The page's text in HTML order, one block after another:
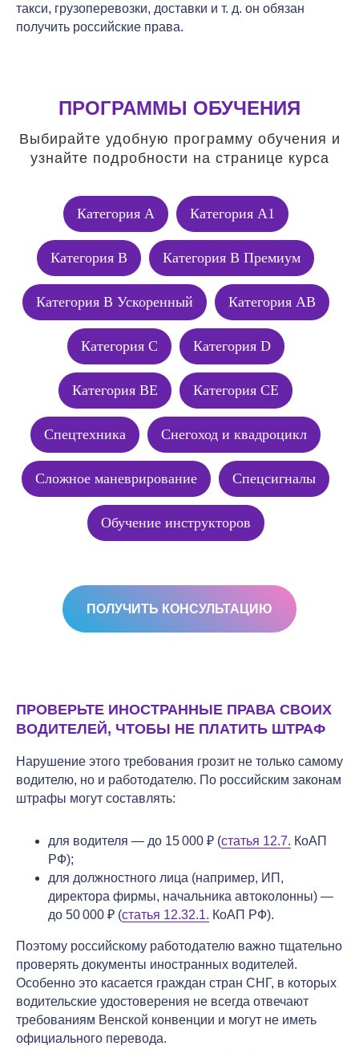
такси, грузоперевозки, доставки и т. д. он обязан
получить российские права.
ПРОГРАММЫ ОБУЧЕНИЯ
Выбирайте удобную программу обучения и
узнайте подробности на странице курса
Категория А Категория А1
Категория В Категория В Премиум
Категория В Ускоренный Категория АВ
Категория C Категория D
Категория BE Категория CE
Спецтехника Снегоход и квадроцикл
Сложное маневрирование Спецсигналы
Обучение инструкторов
ПОЛУЧИТЬ КОНСУЛЬТАЦИЮ
ПРОВЕРЬТЕ ИНОСТРАННЫЕ ПРАВА СВОИХ
ВОДИТЕЛЕЙ, ЧТОБЫ НЕ ПЛАТИТЬ ШТРАФ
Нарушение этого требования грозит не только самому
водителю, но и работодателю. По российским законам
штрафы могут составлять:
для водителя — до 15 000 ₽ (статья 12.7. КоАП
РФ);
для должностного лица (например, ИП,
директора фирмы, начальника автоколонны) —
до 50 000 ₽ (статья 12.32.1. КоАП РФ).
Поэтому российскому работодателю важно тщательно
проверять документы иностранных водителей.
Особенно это касается граждан стран СНГ, в которых
водительские удостоверения не всегда отвечают
требованиям Венской конвенции и могут не иметь
официального перевода.